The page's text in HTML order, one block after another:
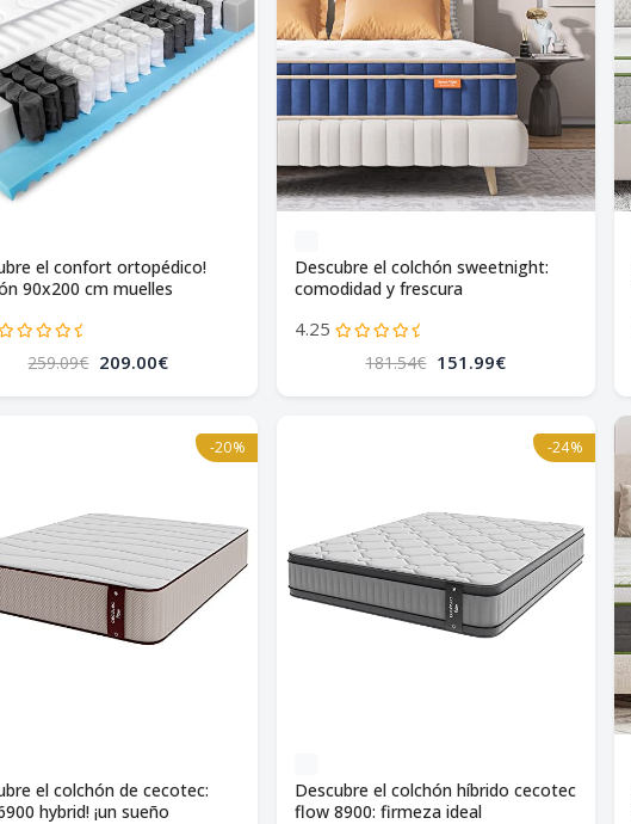
el confort ortopédico!
90x200 cm muelles
259.09€ 209.00€
Descubre el colchón sweetnight:
comodidad y frescura
4.25
181.54€ 151.99€
-20%
el colchón de cecotec:
hybrid! ¡un sueño
-24%
Descubre el colchón híbrido cecotec
flow 8900: firmeza ideal